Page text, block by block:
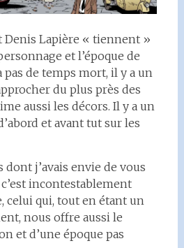
Denis Lapière « tiennent »
et l’époque de
pas de temps mort, il y a un
du plus près des
aussi les décors. Il y a un
et avant tut sur les
dont j’avais envie de vous
incontestablement
celui qui, tout en étant un
nous offre aussi le
et d’une époque pas